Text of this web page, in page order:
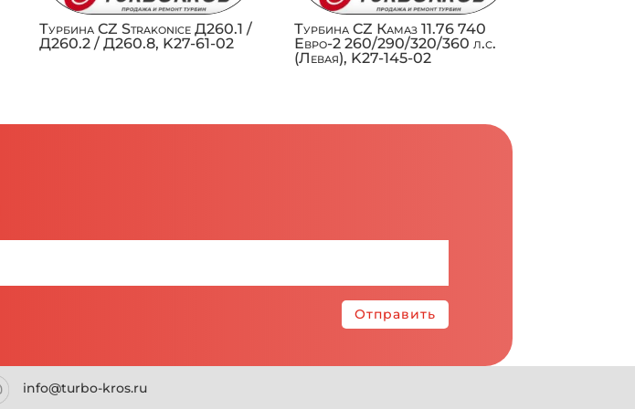
Турбина CZ Strakonice Д260.1 /
Д260.2 / Д260.8, K27-61-02
Турбина CZ Камаз 11.76 740
Евро-2 260/290/320/360 л.с.
(Левая), K27-145-02
Отправить
info@turbo-kros.ru